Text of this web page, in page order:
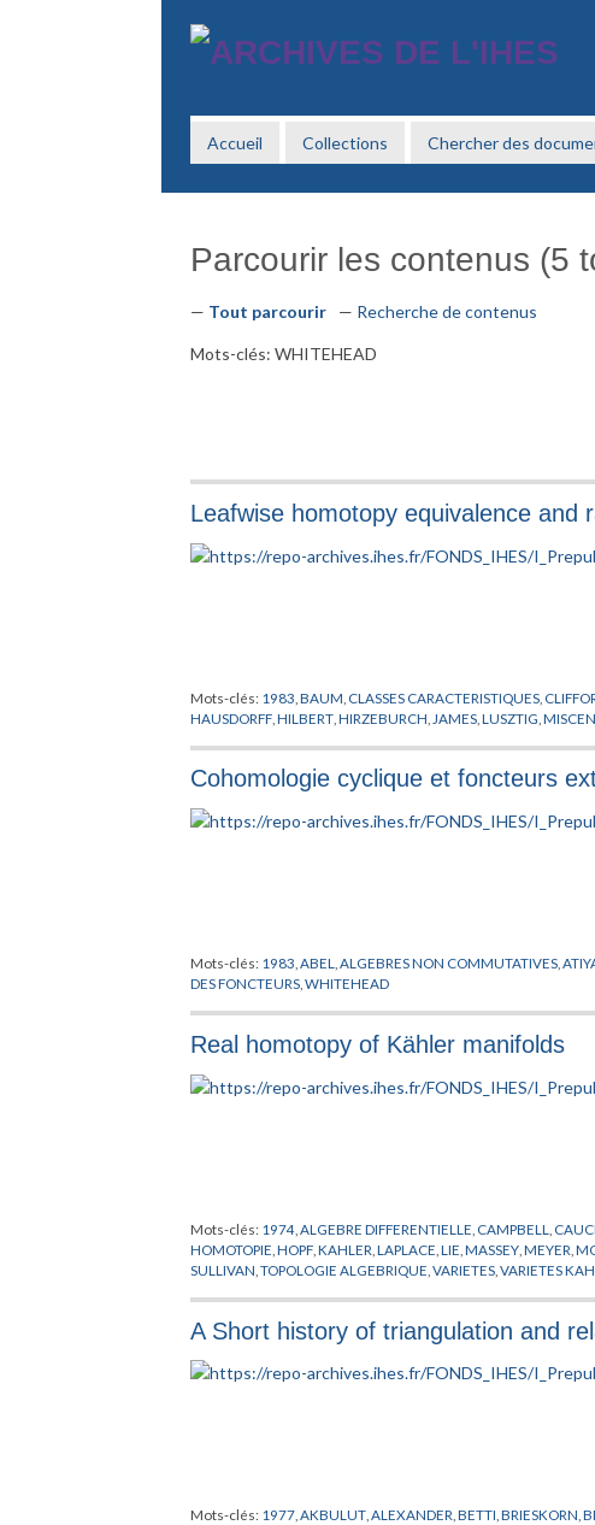
Accueil Collections Chercher des
Parcourir les contenus (5
Tout parcourir Recherche de contenus
Mots-clés: WHITEHEAD
Leafwise homotopy equivalence and
Mots-clés: 1983 ,BAUM CLASSES CARACTERISTIQUES
HAUSDORFF ,HILBERT ,HIRZEBURCH JAMES ,LUSZTIG ,
Cohomologie cyclique et foncteurs
Mots-clés: 1983 ,ABEL ,ALGEBRES NON COMMUTATIVES ,
DES FONCTEURS ,WHITEHEAD
Real homotopy of Kähler manifolds
Mots-clés: 1974 ALGEBRE DIFFERENTIELLE CAMPBELL
HOMOTOPIE ,HOPF ,KAHLER ,LAPLACE ,LIE ,MASSEY ,MEYER ,
SULLIVAN ,TOPOLOGIE ALGEBRIQUE ,VARIETES ,VARIETES
A Short history of triangulation and
Mots-clés: 1977 ,AKBULUT ,ALEXANDER ,BETTI ,BRIESKORN ,